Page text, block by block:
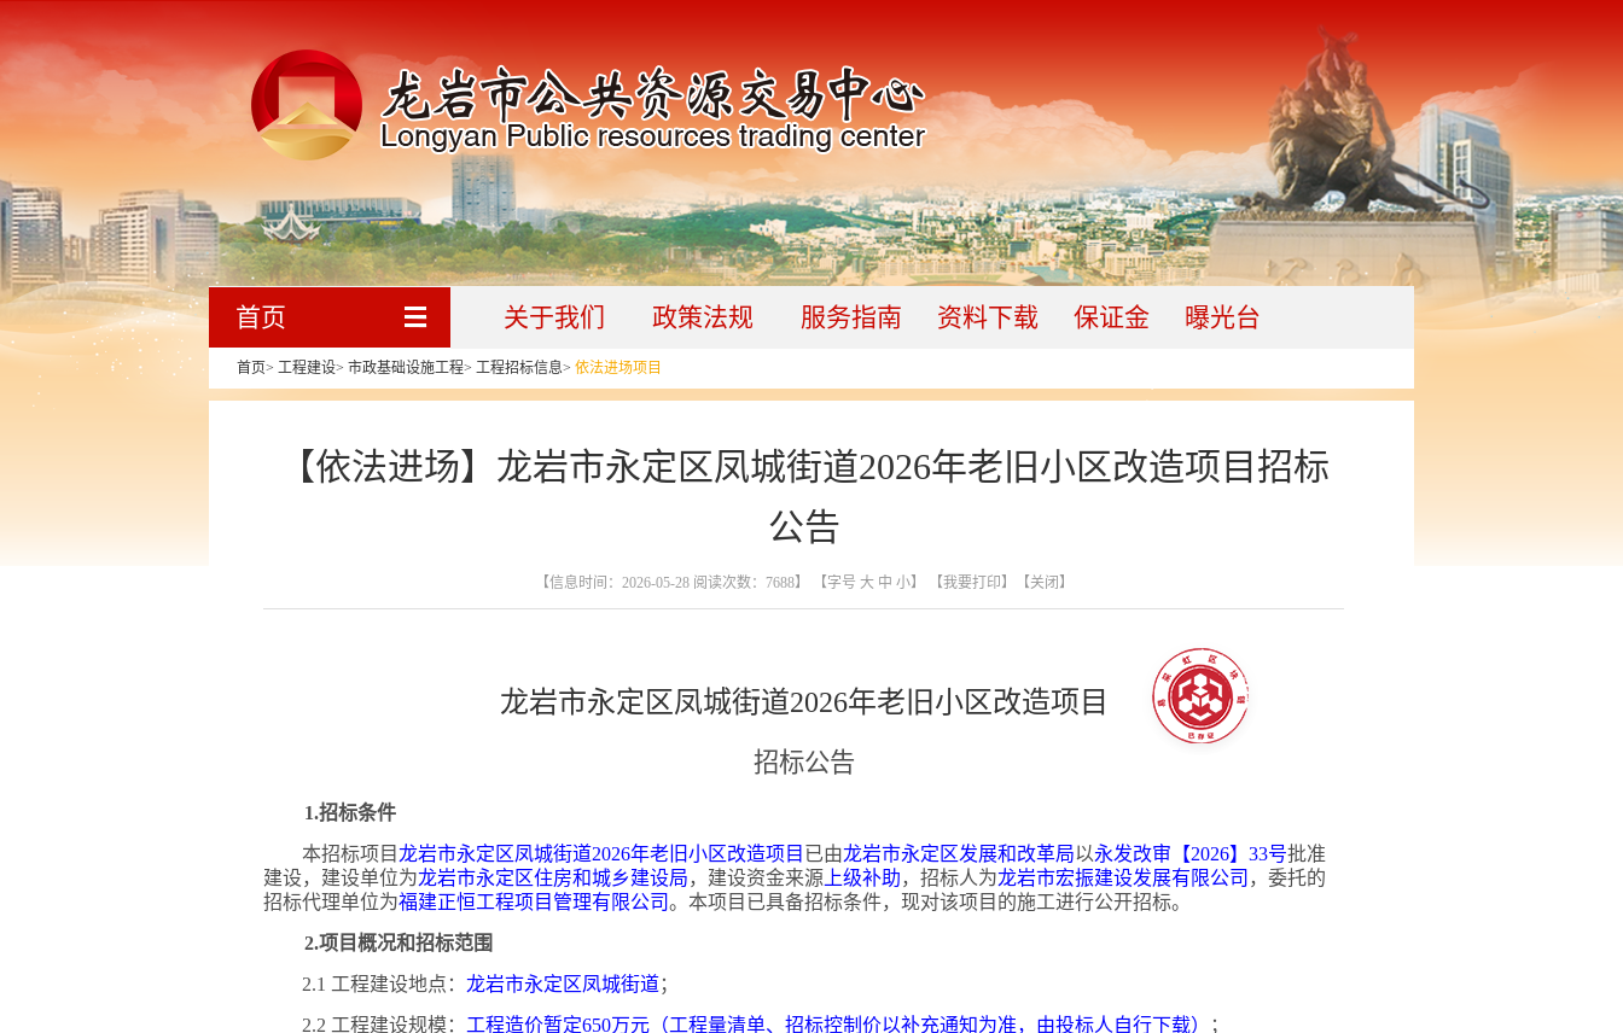
首页 关于我们 政策法规 服务指南 资料下载 保证金 曝光台
首页> 工程建设> 市政基础设施工程> 工程招标信息> 依法进场项目
【依法进场】龙岩市永定区凤城街道2026年老旧小区改造项目招标
公告
【信息时间：2026-05-28 阅读次数： 7688】 【字号 大 中 小】 【我要打印】 【关闭】
龙岩市永定区凤城街道2026年老旧小区改造项目
招标公告
1.招标条件
本招标项目龙岩市永定区凤城街道2026年老旧小区改造项目 已由龙岩市永定区发展和改革局以永发改审【2026】33号批准
建设，建设单位为龙岩市永定区住房和城乡建设局，建设资金来源 上级补助，招标人为龙岩市宏振建设发展有限公司 ，委托的
招标代理单位为福建正恒工程项目管理有限公司。本项目已具备招标条件，现对该项目的施工进行公开招标。
2.项目概况和招标范围
2.1 工程建设地点： 龙岩市永定区凤城街道；
2.2 工程建设规模： 工程造价暂定650万元（工程量清单、招标控制价以补充通知为准，由投标人自行下载）
；